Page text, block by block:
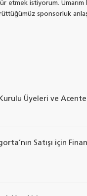
etmek istiyorum.
sponsorluk
Üyeleri ve
Satışı için